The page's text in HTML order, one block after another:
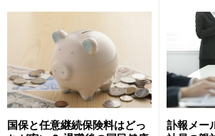
手続きすることで傷病手当金が貰えま
国保と任意継続保険料はどっ
訃報メー